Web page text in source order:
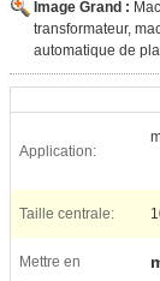
Image Grand :
transformateur,
automatique de
Application:
Taille centrale:
Mettre en